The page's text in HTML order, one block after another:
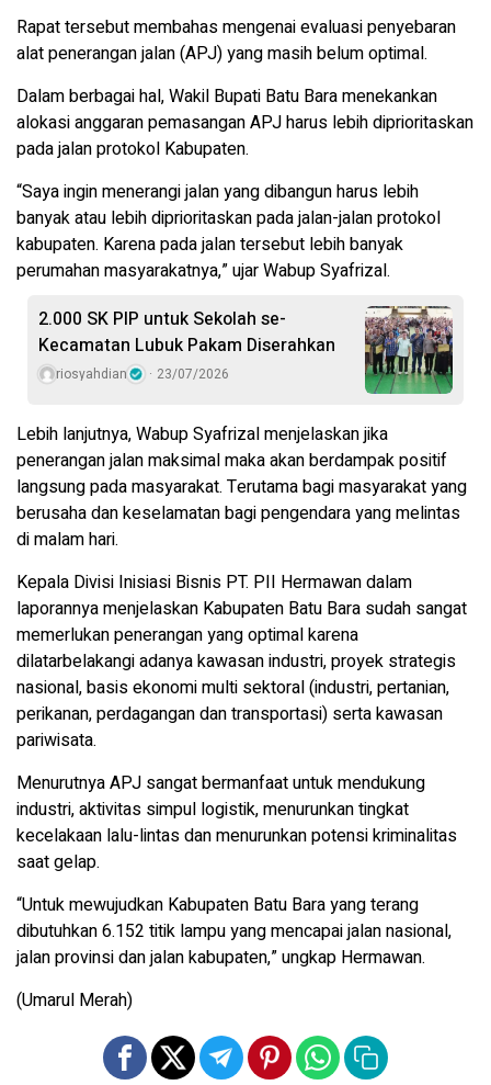
Rapat tersebut membahas mengenai evaluasi penyebaran
alat penerangan jalan (APJ) yang masih belum optimal.
Dalam berbagai hal, Wakil Bupati Batu Bara menekankan
alokasi anggaran pemasangan APJ harus lebih diprioritaskan
pada jalan protokol Kabupaten.
“Saya ingin menerangi jalan yang dibangun harus lebih
banyak atau lebih diprioritaskan pada jalan-jalan protokol
kabupaten. Karena pada jalan tersebut lebih banyak
perumahan masyarakatnya,” ujar Wabup Syafrizal.
2.000 SK PIP untuk Sekolah se-
Kecamatan Lubuk Pakam Diserahkan
riosyahdian 23/07/2026
Lebih lanjutnya, Wabup Syafrizal menjelaskan jika
penerangan jalan maksimal maka akan berdampak positif
langsung pada masyarakat. Terutama bagi masyarakat yang
berusaha dan keselamatan bagi pengendara yang melintas
di malam hari.
Kepala Divisi Inisiasi Bisnis PT. PII Hermawan dalam
laporannya menjelaskan Kabupaten Batu Bara sudah sangat
memerlukan penerangan yang optimal karena
dilatarbelakangi adanya kawasan industri, proyek strategis
nasional, basis ekonomi multi sektoral (industri, pertanian,
perikanan, perdagangan dan transportasi) serta kawasan
pariwisata.
Menurutnya APJ sangat bermanfaat untuk mendukung
industri, aktivitas simpul logistik, menurunkan tingkat
kecelakaan lalu-lintas dan menurunkan potensi kriminalitas
saat gelap.
“Untuk mewujudkan Kabupaten Batu Bara yang terang
dibutuhkan 6.152 titik lampu yang mencapai jalan nasional,
jalan provinsi dan jalan kabupaten,” ungkap Hermawan.
(Umarul Merah)